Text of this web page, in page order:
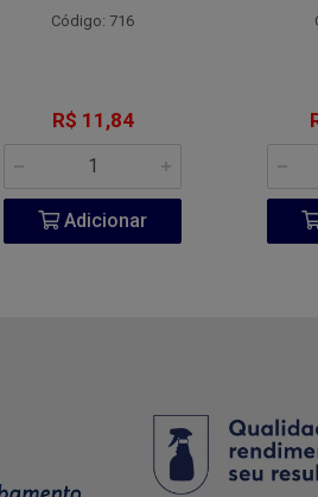
Código: 716
R$ 11,84
Adicionar